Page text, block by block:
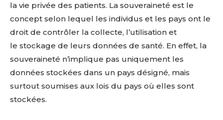
la vie privée des patients. La souveraineté est le
concept selon lequel les individus et les pays ont le
droit de contrôler la collecte, l’utilisation et
le stockage de leurs données de santé. En effet, la
souveraineté n’implique pas uniquement les
données stockées dans un pays désigné, mais
surtout soumises aux lois du pays où elles sont
stockées.